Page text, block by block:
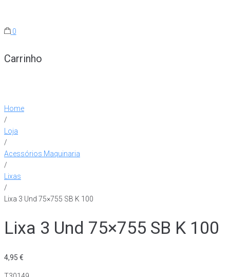
0
Carrinho
Home
/
Loja
/
Acessórios Maquinaria
/
Lixas
/
Lixa 3 Und 75×755 SB K 100
Lixa 3 Und 75×755 SB K 100
4,95 €